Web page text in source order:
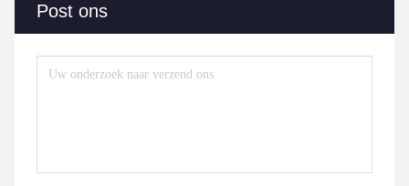
Post ons